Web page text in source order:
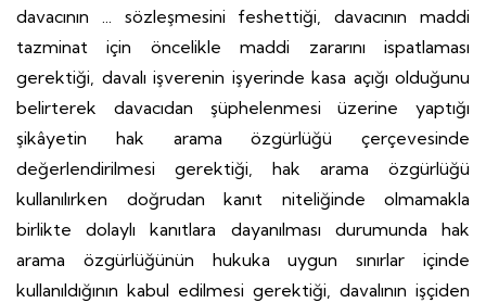
davacının ... sözleşmesini feshettiği, davacının maddi
tazminat için öncelikle maddi zararını ispatlaması
gerektiği, davalı işverenin işyerinde kasa açığı olduğunu
belirterek davacıdan şüphelenmesi üzerine yaptığı
şikâyetin hak arama özgürlüğü çerçevesinde
değerlendirilmesi gerektiği, hak arama özgürlüğü
kullanılırken doğrudan kanıt niteliğinde olmamakla
birlikte dolaylı kanıtlara dayanılması durumunda hak
arama özgürlüğünün hukuka uygun sınırlar içinde
kullanıldığının kabul edilmesi gerektiği, davalının işçiden